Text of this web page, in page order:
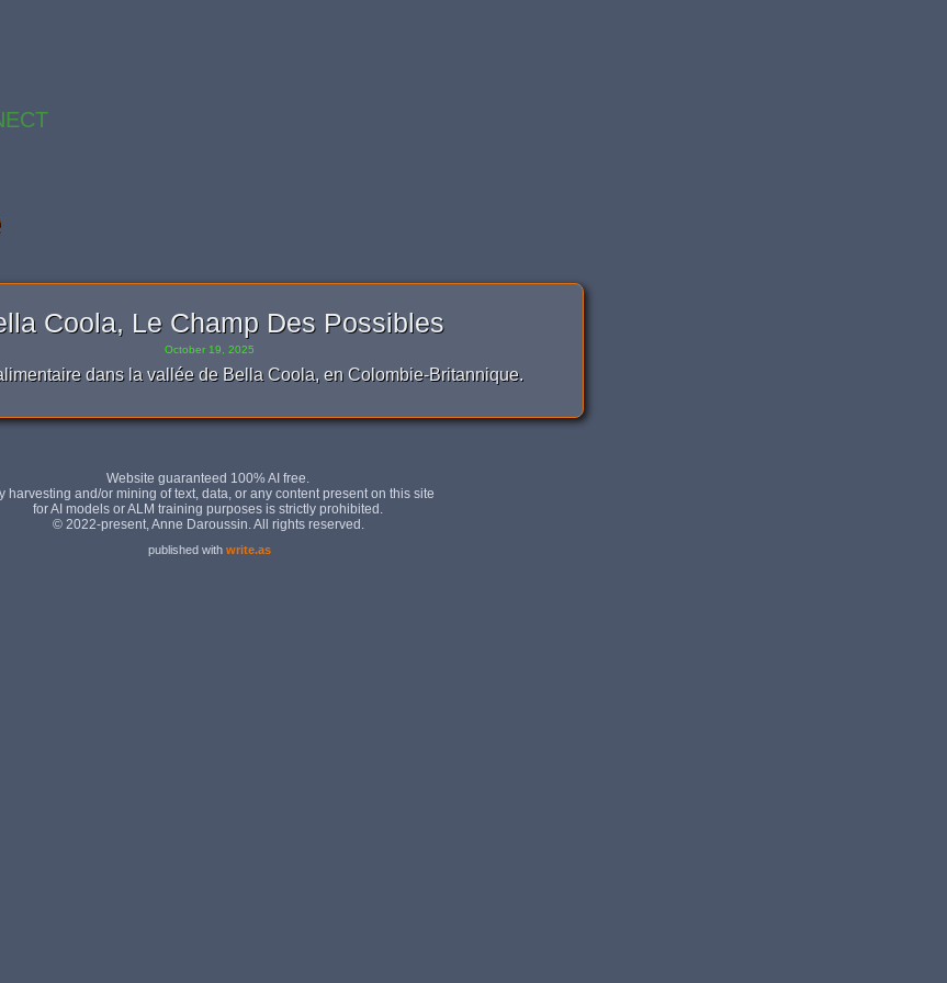
Coola, Le Champ Des Possibles
October 19, 2025
dans la vallée de Bella Coola, en Colombie-Britannique.
published with write.as